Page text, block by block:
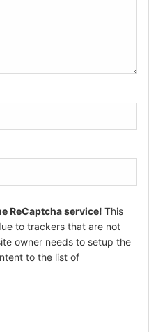
ReCaptcha service! This
to trackers that are not
owner needs to setup the
to the list of